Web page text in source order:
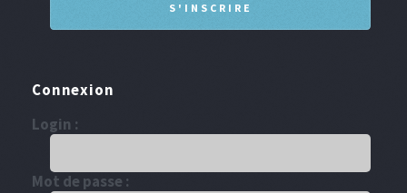
Connexion
Login :
Mot de passe :